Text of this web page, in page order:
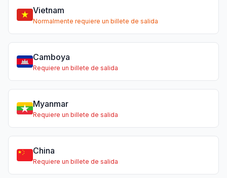
Vietnam
Normalmente requiere un billete de salida
Camboya
Requiere un billete de salida
Myanmar
Requiere un billete de salida
China
Requiere un billete de salida